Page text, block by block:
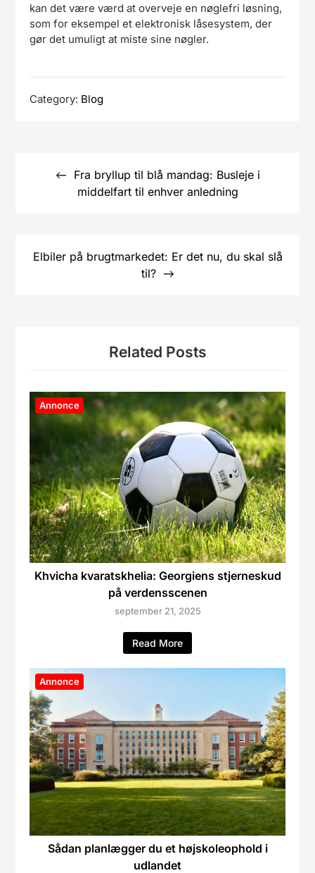
kan det være værd at overveje en nøglefri løsning,
som for eksempel et elektronisk låsesystem, der
gør det umuligt at miste sine nøgler.
Category: Blog
Fra bryllup til blå mandag: Busleje i
middelfart til enhver anledning
Elbiler på brugtmarkedet: Er det nu, du skal slå
til?
Related Posts
Annonce
Khvicha kvaratskhelia: Georgiens stjerneskud
på verdensscenen
september 21, 2025
Read More
Annonce
Sådan planlægger du et højskoleophold i
udlandet